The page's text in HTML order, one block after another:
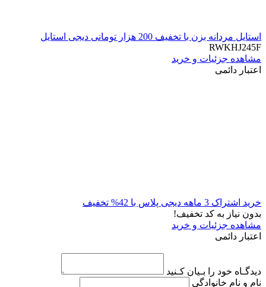
استایل مردانه بزن با تخفیف 200 هزار تومانی دیجی استایل
RWKHJ245F
مشاهده جزئیات و خرید
اعتبار دائمی
خرید اشتراک 3 ماهه دیجی پلاس با 42% تخفیف
بدون نیاز به کد تخفیف!
مشاهده جزئیات و خرید
اعتبار دائمی
دیدگـاه خود را بـیان کـنید
نام و نام خانوادگی